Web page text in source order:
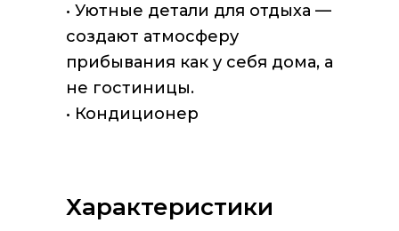
• Уютные детали для отдыха —
создают атмосферу
прибывания как у себя дома, а
не гостиницы.
• Кондиционер
Характеристики